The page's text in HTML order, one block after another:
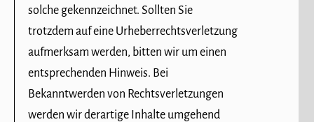
solche gekennzeichnet. Sollten Sie
trotzdem auf eine Urheberrechtsverletzung
aufmerksam werden, bitten wir um einen
entsprechenden Hinweis. Bei
Bekanntwerden von Rechtsverletzungen
werden wir derartige Inhalte umgehend